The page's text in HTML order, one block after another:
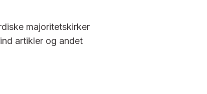
majoritetskirker
artikler og andet